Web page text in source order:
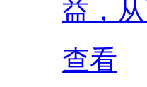
益，
查看